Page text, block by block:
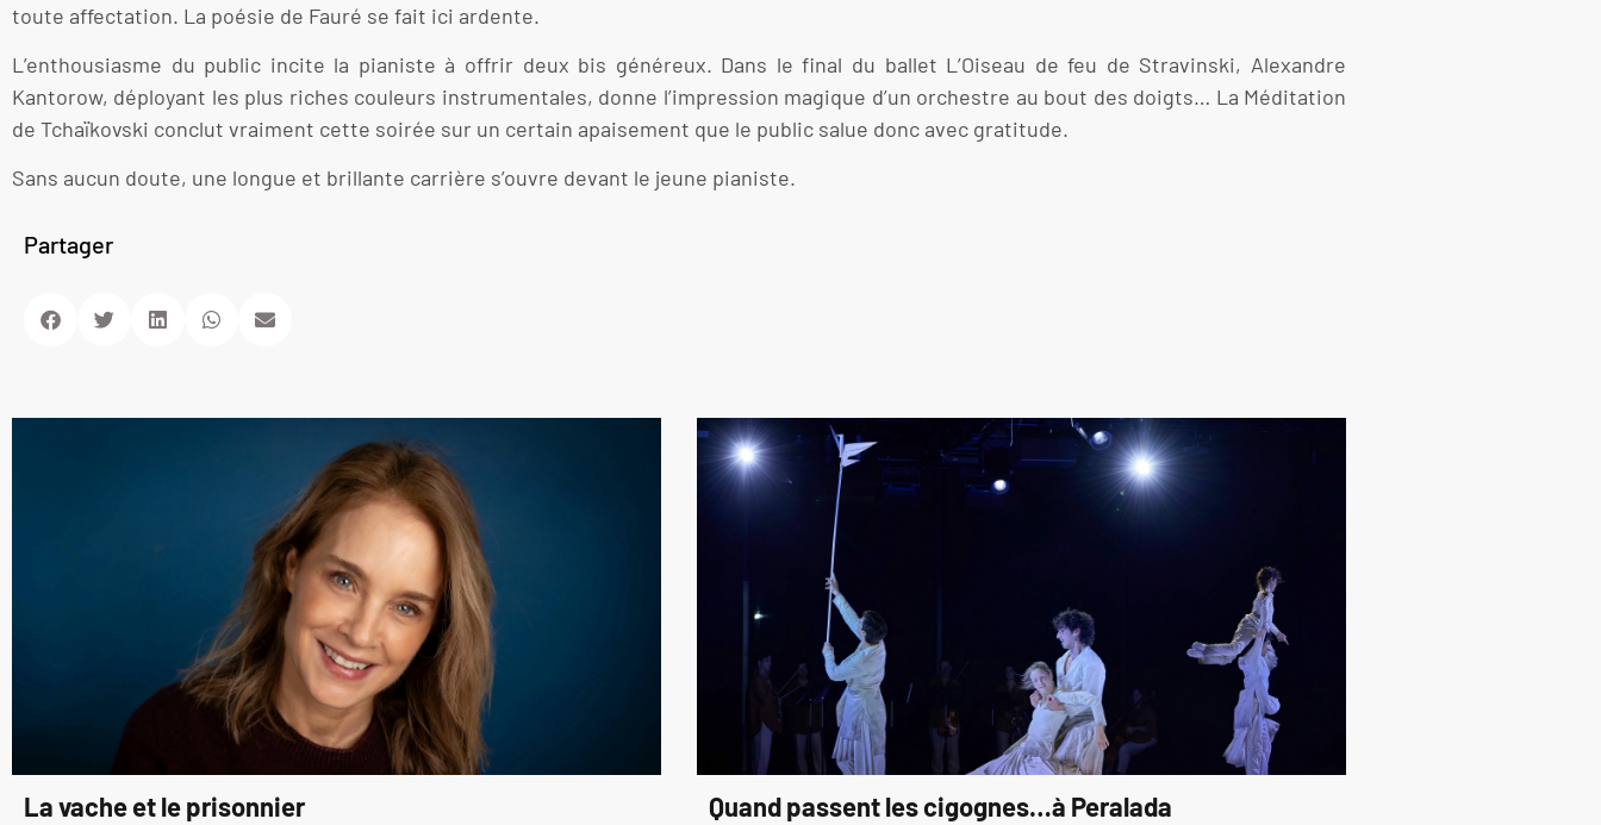
toute affectation. La poésie de Fauré se fait ici ardente.
L’enthousiasme du public incite la pianiste à offrir deux bis généreux. Dans le final du ballet L’Oiseau de feu de Stravinski, Alexandre
Kantorow, déployant les plus riches couleurs instrumentales, donne l’impression magique d’un orchestre au bout des doigts… La Méditation
de Tchaïkovski conclut vraiment cette soirée sur un certain apaisement que le public salue donc avec gratitude.
Sans aucun doute, une longue et brillante carrière s’ouvre devant le jeune pianiste.
Partager
La vache et le prisonnier Quand passent les cigognes…à Peralada